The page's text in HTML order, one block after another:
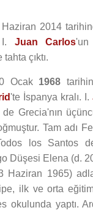
2014
I. Juan Carlos'un
çıktı.
Ocak 1968
'te İspanya kralı. I.
Grecia'nın
Tam adı
los Santos
Düşesi Elena (d.
Haziran 1965)
ilk ve orta
okulunda yaptı.